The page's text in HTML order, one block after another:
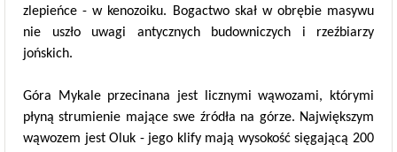
zlepieńce - w kenozoiku. Bogactwo skał w obrębie masywu
nie uszło uwagi antycznych budowniczych i rzeźbiarzy
jońskich.
Góra Mykale przecinana jest licznymi wąwozami, którymi
płyną strumienie mające swe źródła na górze. Największym
wąwozem jest Oluk - jego klify mają wysokość sięgającą 200